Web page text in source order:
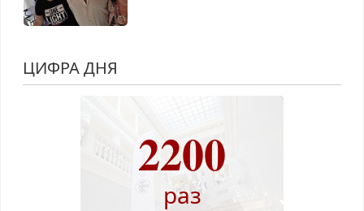
ЦИФРА ДНЯ
2200
раз